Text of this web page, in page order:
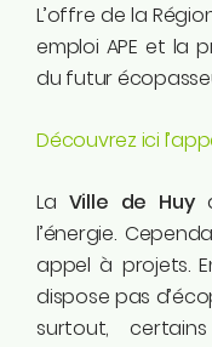
L’offre de la
emploi APE et la
du futur
Découvrez ici
La Ville de Huy
l’énergie.
appel à projets.
dispose pas
surtout,